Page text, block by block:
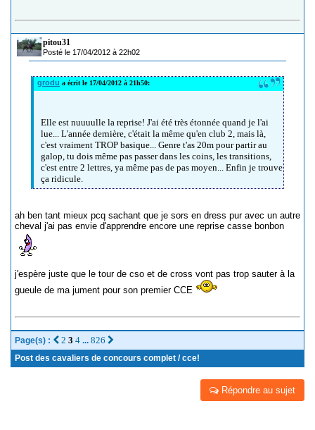
pitou31
Posté le 17/04/2012 à 22h02
grodu a écrit le 17/04/2012 à 21h50:
Elle est nuuuulle la reprise! J'ai été très étonnée quand je l'ai
lue... L'année dernière, c'était la même qu'en club 2, mais là,
c'est vraiment TROP basique... Genre t'as 20m pour partir au
galop, tu dois même pas passer dans les coins, les transitions,
c'est entre 2 lettres, ya même pas de pas moyen... Enfin je trouve
ça ridicule.
ah ben tant mieux pcq sachant que je sors en dress pur avec un autre
cheval j'ai pas envie d'apprendre encore une reprise casse bonbon
j'espère juste que le tour de cso et de cross vont pas trop sauter à la
gueule de ma jument pour son premier CCE
Page(s) : 2 3 4 ... 826
Post des cavaliers de concours complet / cce!
Répondre au sujet